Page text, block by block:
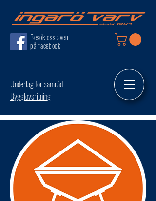
Besök oss även
på facebook
Underlag för samråd
Bygglovsritning